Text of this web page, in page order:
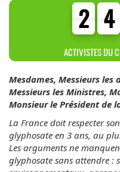
2
2 4
4
4
4
ACTIVISTES DU
Mesdames, Messieurs
Messieurs les Ministres,
Monsieur le Président de
La France doit respecter
glyphosate en 3 ans, au
Les arguments ne
glyphosate sans attendre :